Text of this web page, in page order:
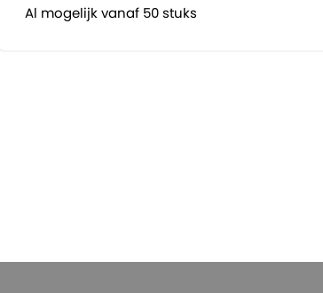
Al mogelijk vanaf 50 stuks